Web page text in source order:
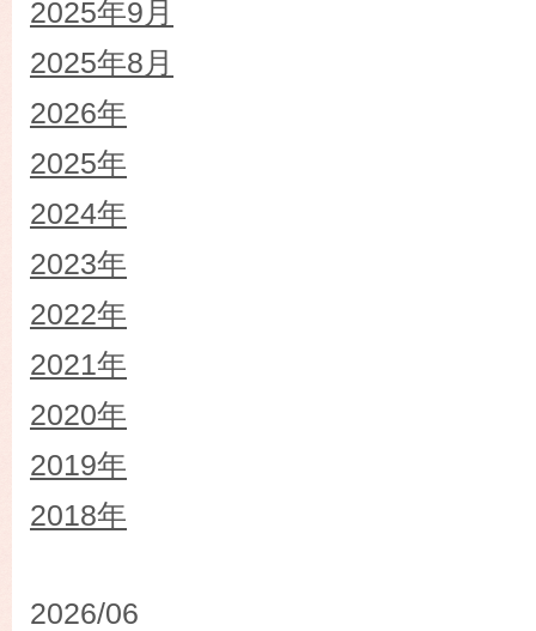
2025年9月
2025年8月
2026年
2025年
2024年
2023年
2022年
2021年
2020年
2019年
2018年
2026/06